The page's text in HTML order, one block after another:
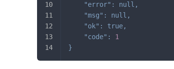
"error" : null ,
"msg" : null ,
"ok" : true,
"code" :
1
}